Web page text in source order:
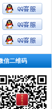
中
信二维码